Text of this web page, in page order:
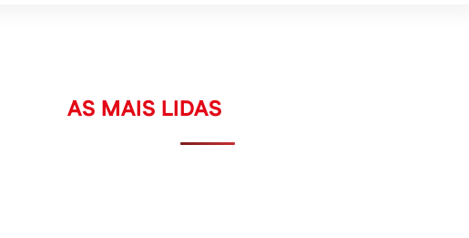
AS MAIS LIDAS